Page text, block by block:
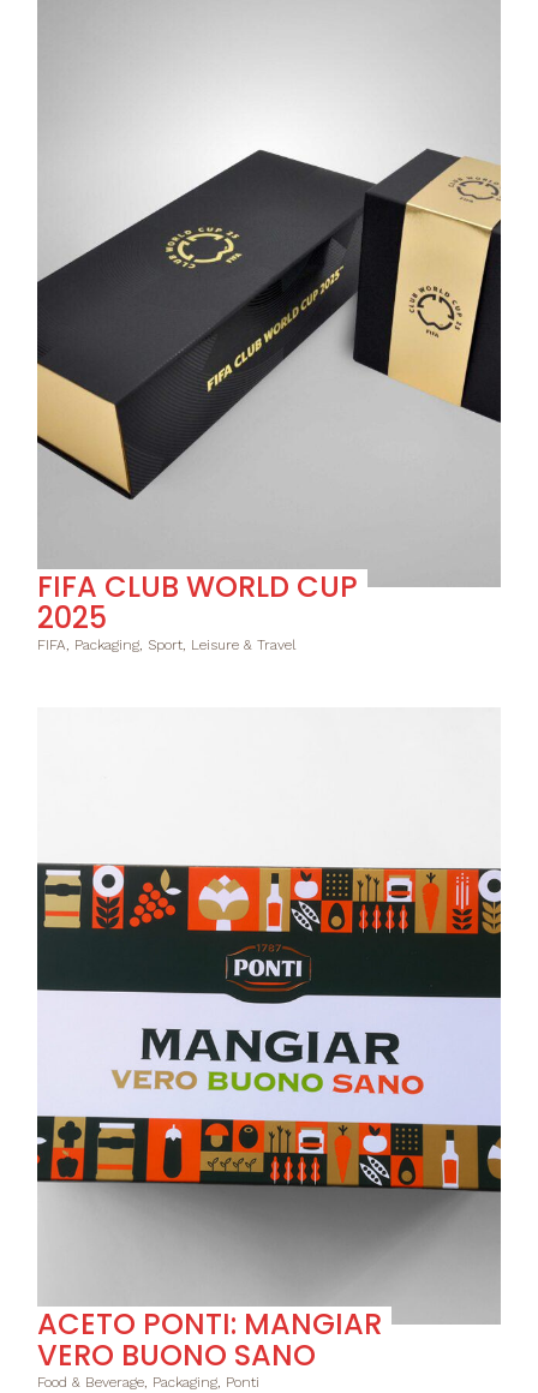
FIFA CLUB WORLD CUP
2025
FIFA, Packaging, Sport, Leisure & Travel
ACETO PONTI: MANGIAR
VERO BUONO SANO
Food & Beverage, Packaging, Ponti